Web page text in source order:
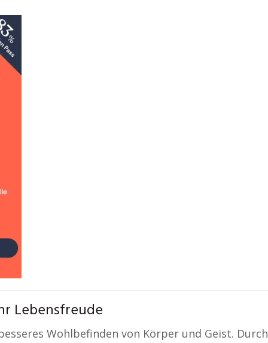
Lebensfreude
Wohlbefinden von Körper und Geist. Durch